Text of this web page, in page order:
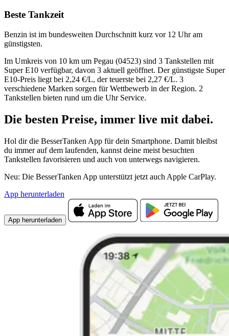
Beste Tankzeit
Benzin ist im bundesweiten Durchschnitt kurz vor 12 Uhr am
günstigsten.
Im Umkreis von 10 km um Pegau (04523) sind 3 Tankstellen mit
Super E10 verfügbar, davon 3 aktuell geöffnet. Der günstigste Super
E10-Preis liegt bei 2,24 €/L, der teuerste bei 2,27 €/L. 3
verschiedene Marken sorgen für Wettbewerb in der Region. 2
Tankstellen bieten rund um die Uhr Service.
Die besten Preise, immer live mit dabei.
Hol dir die BesserTanken App für dein Smartphone. Damit bleibst
du immer auf dem laufenden, kannst deine meist besuchten
Tankstellen favorisieren und auch von unterwegs navigieren.
Neu: Die BesserTanken App unterstützt jetzt auch Apple CarPlay.
App herunterladen
App herunterladen